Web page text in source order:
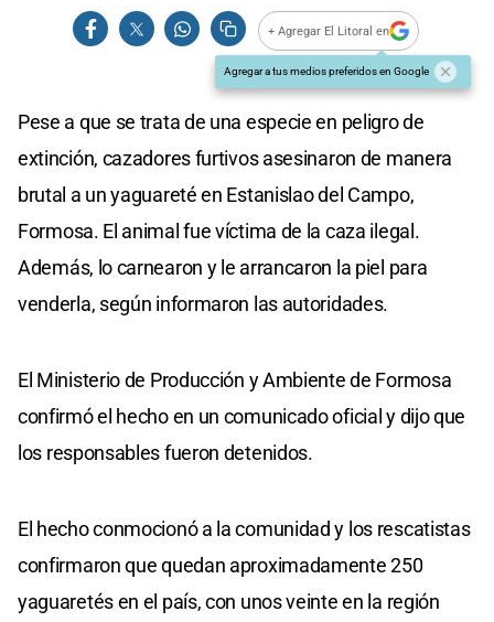
+ Agregar El Litoral en
Agregar a tus medios preferidos en Google
Pese a que se trata de una especie en peligro de
extinción, cazadores furtivos asesinaron de manera
brutal a un yaguareté en Estanislao del Campo,
Formosa. El animal fue víctima de la caza ilegal.
Además, lo carnearon y le arrancaron la piel para
venderla, según informaron las autoridades.
El Ministerio de Producción y Ambiente de Formosa
confirmó el hecho en un comunicado oficial y dijo que
los responsables fueron detenidos.
El hecho conmocionó a la comunidad y los rescatistas
confirmaron que quedan aproximadamente 250
yaguaretés en el país, con unos veinte en la región